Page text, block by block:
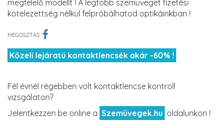
megfelelő modellt ! A legtöbb szemüveget fizetési
kötelezettség nélkül felpróbálhatod optikáinkban !
MEGOSZTÁS:
Közeli lejáratú kontaktlencsék akár -60% !
Fél évnél régebben volt kontaktlencse kontroll
vizsgálaton?
Jelentkezzen be online a Szemüvegek.hu oldalunkon !